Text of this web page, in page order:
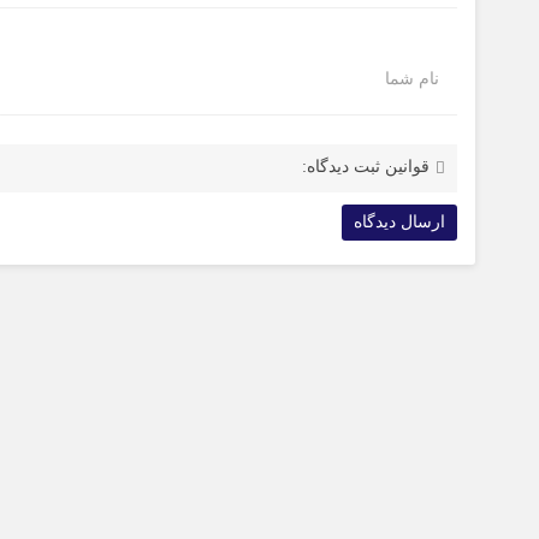
نام شما
قوانین ثبت دیدگاه: